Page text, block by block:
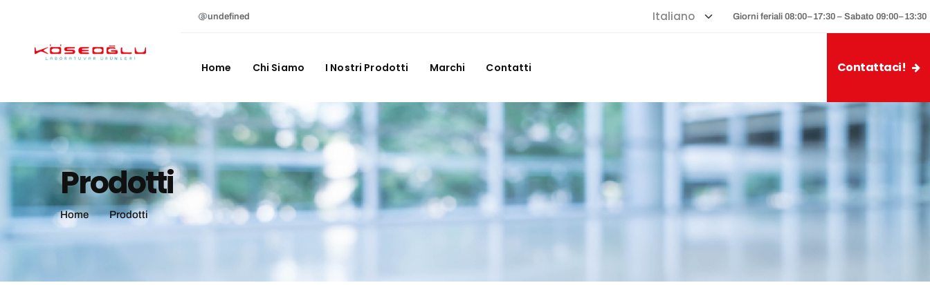
undefined Giorni feriali 08:00–17:30 – Sabato 09:00–13:30
Home Chi Siamo I Nostri Prodotti Marchi Contatti Contattaci!
Prodotti
Home Prodotti